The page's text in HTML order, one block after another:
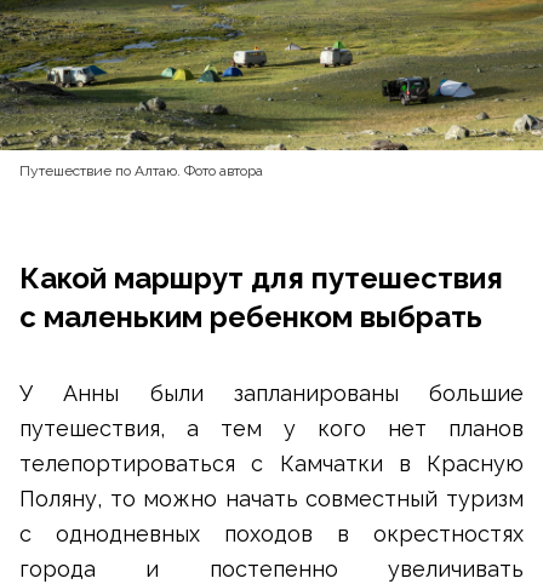
Путешествие по Алтаю. Фото автора
Какой маршрут для путешествия
с маленьким ребенком выбрать
У Анны были запланированы большие
путешествия, а тем у кого нет планов
телепортироваться с Камчатки в Красную
Поляну, то можно начать совместный туризм
с однодневных походов в окрестностях
города и постепенно увеличивать